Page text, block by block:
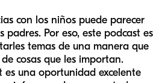
con los niños puede parecer
Por eso, este podcast es
temas de una manera que
cosas que les importan.
es una oportunidad excelente